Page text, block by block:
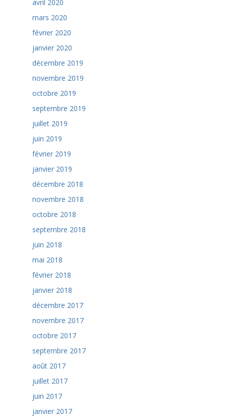
avril 2020
mars 2020
février 2020
janvier 2020
décembre 2019
novembre 2019
octobre 2019
septembre 2019
juillet 2019
juin 2019
février 2019
janvier 2019
décembre 2018
novembre 2018
octobre 2018
septembre 2018
juin 2018
mai 2018
février 2018
janvier 2018
décembre 2017
novembre 2017
octobre 2017
septembre 2017
août 2017
juillet 2017
juin 2017
janvier 2017